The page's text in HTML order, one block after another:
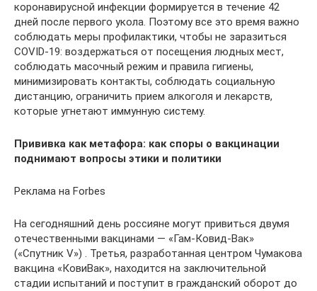
коронавирусной инфекции формируется в течение 42
дней после первого укола. Поэтому все это время важно
соблюдать меры профилактики, чтобы не заразиться
COVID-19: воздержаться от посещения людных мест,
соблюдать масочный режим и правила гигиены,
минимизировать контакты, соблюдать социальную
дистанцию, ограничить прием алкоголя и лекарств,
которые угнетают иммунную систему.
Прививка как метафора: как споры о вакцинации
поднимают вопросы этики и политики
Реклама на Forbes
На сегодняшний день россияне могут привиться двумя
отечественными вакцинами — «Гам-Ковид-Вак»
(«Спутник V») . Третья, разработанная центром Чумакова
вакцина «КовиВак», находится на заключительной
стадии испытаний и поступит в гражданский оборот до